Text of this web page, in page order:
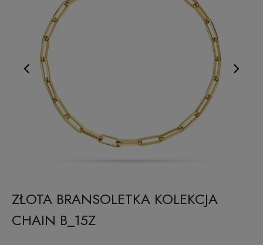
ZŁOTA BRANSOLETKA KOLEKCJA
CHAIN B_15Z